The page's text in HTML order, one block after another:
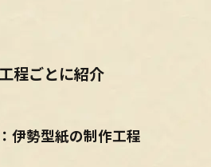
程ごとに紹介
伊勢型紙の制作工程